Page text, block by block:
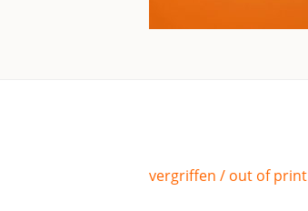
ver­grif­fen / out of print